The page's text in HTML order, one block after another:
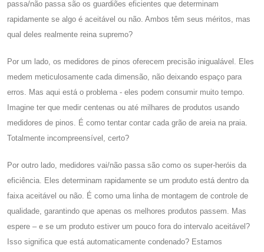
passa/não passa são os guardiões eficientes que determinam
rapidamente se algo é aceitável ou não. Ambos têm seus méritos, mas
qual deles realmente reina supremo?
Por um lado, os medidores de pinos oferecem precisão inigualável. Eles
medem meticulosamente cada dimensão, não deixando espaço para
erros. Mas aqui está o problema - eles podem consumir muito tempo.
Imagine ter que medir centenas ou até milhares de produtos usando
medidores de pinos. É como tentar contar cada grão de areia na praia.
Totalmente incompreensível, certo?
Por outro lado, medidores vai/não passa são como os super-heróis da
eficiência. Eles determinam rapidamente se um produto está dentro da
faixa aceitável ou não. É como uma linha de montagem de controle de
qualidade, garantindo que apenas os melhores produtos passem. Mas
espere – e se um produto estiver um pouco fora do intervalo aceitável?
Isso significa que está automaticamente condenado? Estamos